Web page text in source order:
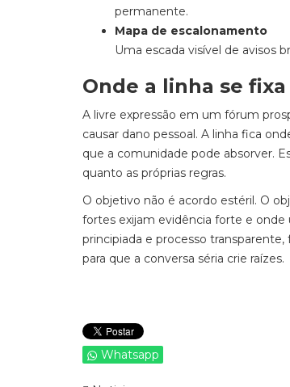
permanente.
Mapa de escalonamento
Uma escada visível de avisos
Onde a linha se fixa
A livre expressão em um fórum
causar dano pessoal. A linha fica
que a comunidade pode absorver.
quanto as próprias regras.
O objetivo não é acordo estéril. O
fortes exijam evidência forte e onde
principiada e processo
para que a conversa séria crie raízes.
Whatsapp